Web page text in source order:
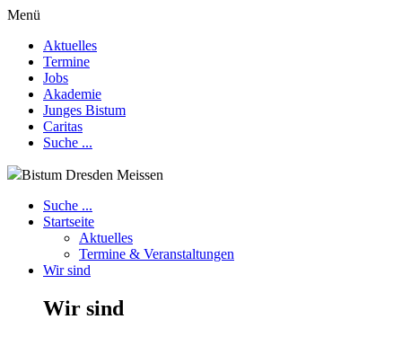
Menü
Aktuelles
Termine
Jobs
Akademie
Junges Bistum
Caritas
Suche ...
Bistum Dresden Meissen
Suche ...
Startseite
Aktuelles
Termine & Veranstaltungen
Wir sind
Wir sind